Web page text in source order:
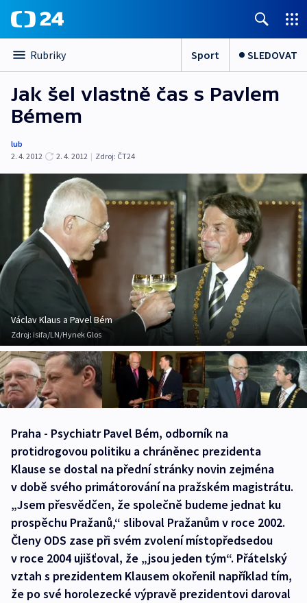
Rubriky Sport SLEDOVAT
Jak šel vlastně čas s Pavlem
Bémem
lub
2. 4. 2012
2. 4. 2012 | Zdroj: ČT24
Václav Klaus a Pavel Bém
Zdroj: isifa/LN/Hynek Glos
Praha - Psychiatr Pavel Bém, odborník na
protidrogovou politiku a chráněnec prezidenta
Klause se dostal na přední stránky novin zejména
v době svého primátorování na pražském magistrátu.
„Jsem přesvědčen, že společně budeme jednat ku
prospěchu Pražanů,“ sliboval Pražanům v roce 2002.
Členy ODS zase při svém zvolení místopředsedou
v roce 2004 ujišťoval, že „jsou jeden tým“. Přátelský
vztah s prezidentem Klausem okořenil například tím,
že po své horolezecké výpravě prezidentovi daroval